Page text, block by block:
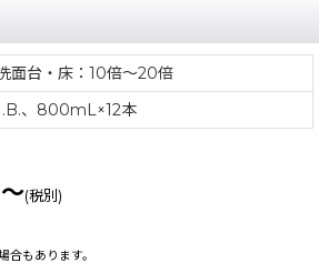
台・床：10倍〜20倍
、800mL×12本
～(税別)
合もあります。